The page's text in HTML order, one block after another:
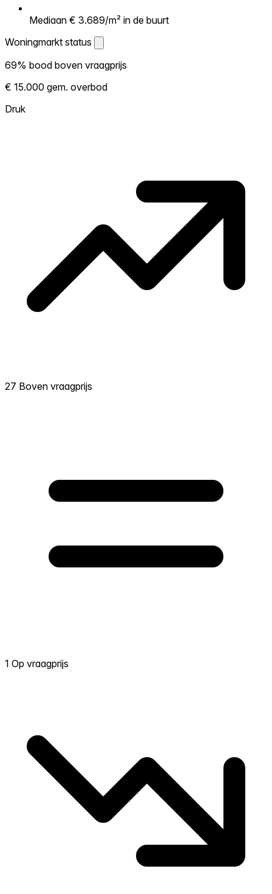
Mediaan € 3.689/m² in de buurt
Woningmarkt status
Woningmarkt status
Laat zien hoe competitief de markt hier is.
Hoe meer woningen boven vraagprijs
verkopen, hoe heter. Heet? Verwacht
69% bood boven vraagprijs
€ 15.000 gem. overbod
Druk
27 Boven vraagprijs
1 Op vraagprijs